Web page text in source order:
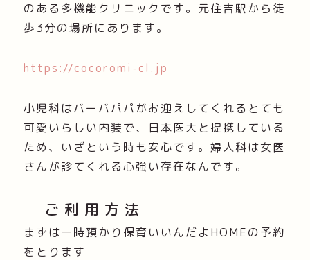
のある多機能クリニックです。元住吉駅から徒
歩3分の場所にあります。
https://cocoromi-cl.jp
小児科はバーバパパがお迎えしてくれるとても
可愛いらしい内装で、日本医大と提携している
ため、いざという時も安心です。婦人科は女医
さんが診てくれる心強い存在なんです。
ご利用方法
まずは一時預かり保育いいんだよHOMEの予約
をとります